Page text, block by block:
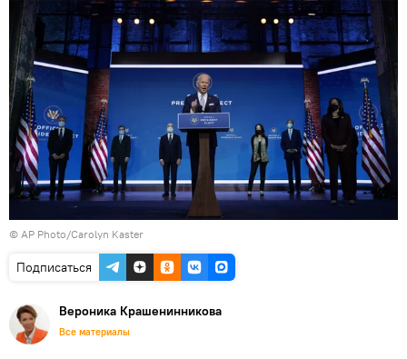
© AP Photo/Carolyn Kaster
Подписаться
Вероника Крашенинникова
Все материалы